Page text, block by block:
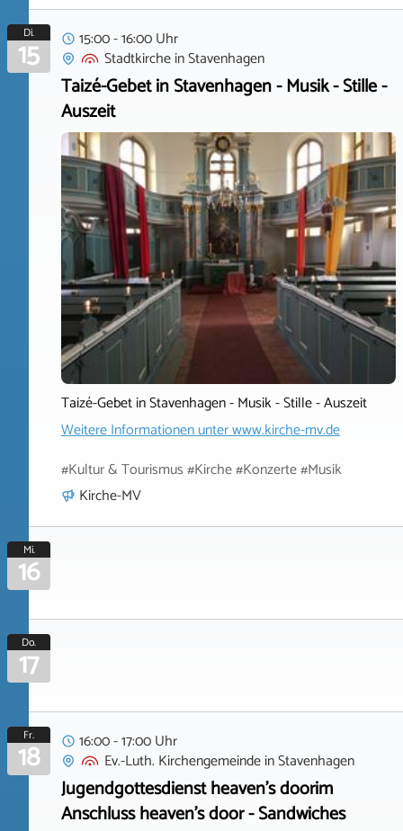
Di.
15
15:00 - 16:00 Uhr
StadtkircheinStavenhagen
Taizé-Gebet in Stavenhagen - Musik - Stille -
Auszeit
Taizé-Gebet in Stavenhagen - Musik - Stille - Auszeit
Weitere Informationen unterwww.kirche-mv.de
#Kultur & Tourismus #Kirche #Konzerte #Musik
Kirche-MV
Mi.
16
Do.
17
Fr.
18
16:00 - 17:00 Uhr
Ev.-Luth. KirchengemeindeinStavenhagen
Jugendgottesdienst heaven's doorim
Anschluss heaven's door - Sandwiches